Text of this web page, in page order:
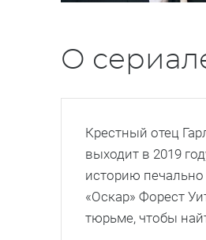
О
Крестный отец
выходит в 2019
историю
«Оскар» Форест
тюрьме, чтобы